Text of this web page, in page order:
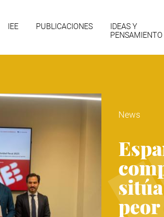
IEE PUBLICACIONES
IDEAS Y
PENSAMIENTO
News